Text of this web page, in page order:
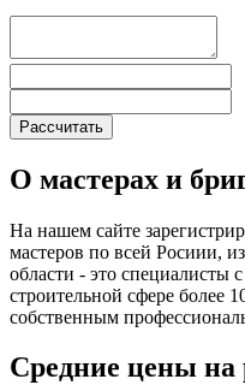
О мастерах и
На нашем сайте
мастеров по всей Росиии,
области - это специалисты
строительной сфере более
собственным
Средние цены